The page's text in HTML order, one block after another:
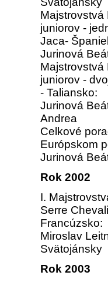
Majstrovstvá
juniorov -
Jaca-
Jurinová
Majstrovstvá
juniorov -
- Taliansko:
Jurinová
Andrea
Celkové
Európskom
Jurinová
Rok 2002
I.
Serre
Francúzsko:
Miroslav
Svätojánsky
Rok 2003